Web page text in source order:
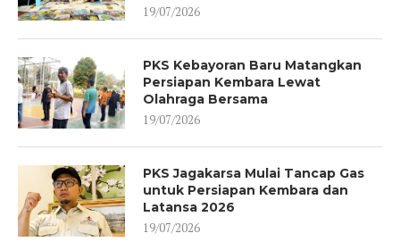
19/07/2026
PKS Kebayoran Baru Matangkan
Persiapan Kembara Lewat
Olahraga Bersama
19/07/2026
PKS Jagakarsa Mulai Tancap Gas
untuk Persiapan Kembara dan
Latansa 2026
19/07/2026